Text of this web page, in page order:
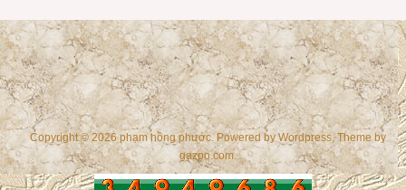
Copyright © 2026 phạm hồng phước. Powered byWordpress, Theme by
gazpo.com.